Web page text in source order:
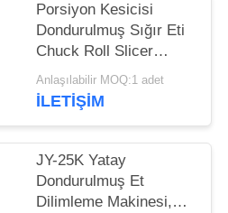
Porsiyon Kesicisi
Dondurulmuş Sığır Eti
Chuck Roll Slicer
Makine 0.5-30mm
Düzenlenebilir dilim
kalınlığı ile
Anlaşılabilir MOQ:1 adet
İLETIŞIM
JY-25K Yatay
Dondurulmuş Et
Dilimleme Makinesi,